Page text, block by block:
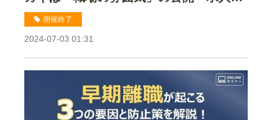
採用ホームページ作成時の画像活用セミ
ナー
開催終了
2024-07-03 01:31